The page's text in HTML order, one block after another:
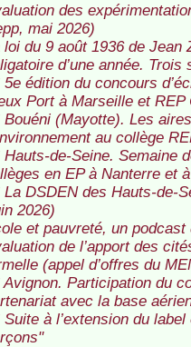
des
mai 2026)
loi du 9 août 1936 de Jean
d’une année.
5e édition du concours
Port à Marseille et
Bouéni (Mayotte). Les
au collège
Hauts-de-Seine. Semaine
en EP à Nanterre et
La DSDEN des Hauts-de-
2026)
et pauvreté, un podcast
de l’apport des
(appel d’offres du
Avignon. Participation du
avec la base
Suite à l’extension du